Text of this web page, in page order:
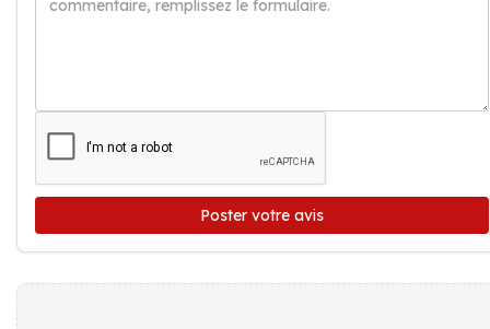
Poster votre avis